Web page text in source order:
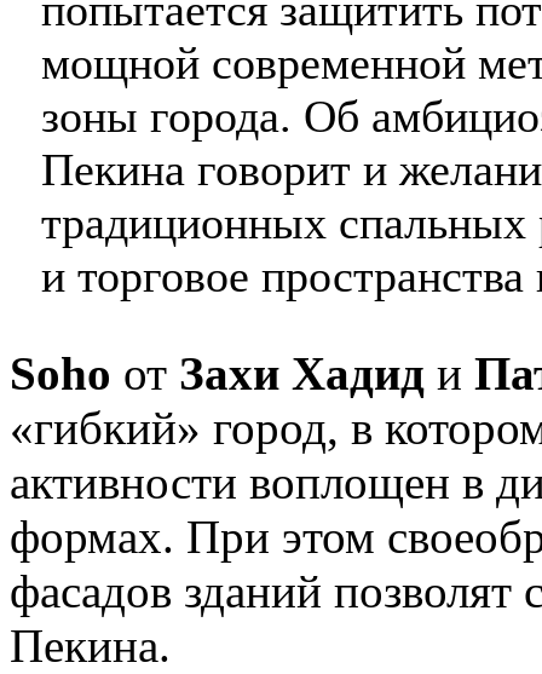
мощной современной
зоны города. Об
Пекина говорит и
традиционных спальных
и торговое
Soho от Захи Хадид и
«гибкий» город, в
активности воплощен в
формах. При этом
фасадов зданий позволят
Пекина.